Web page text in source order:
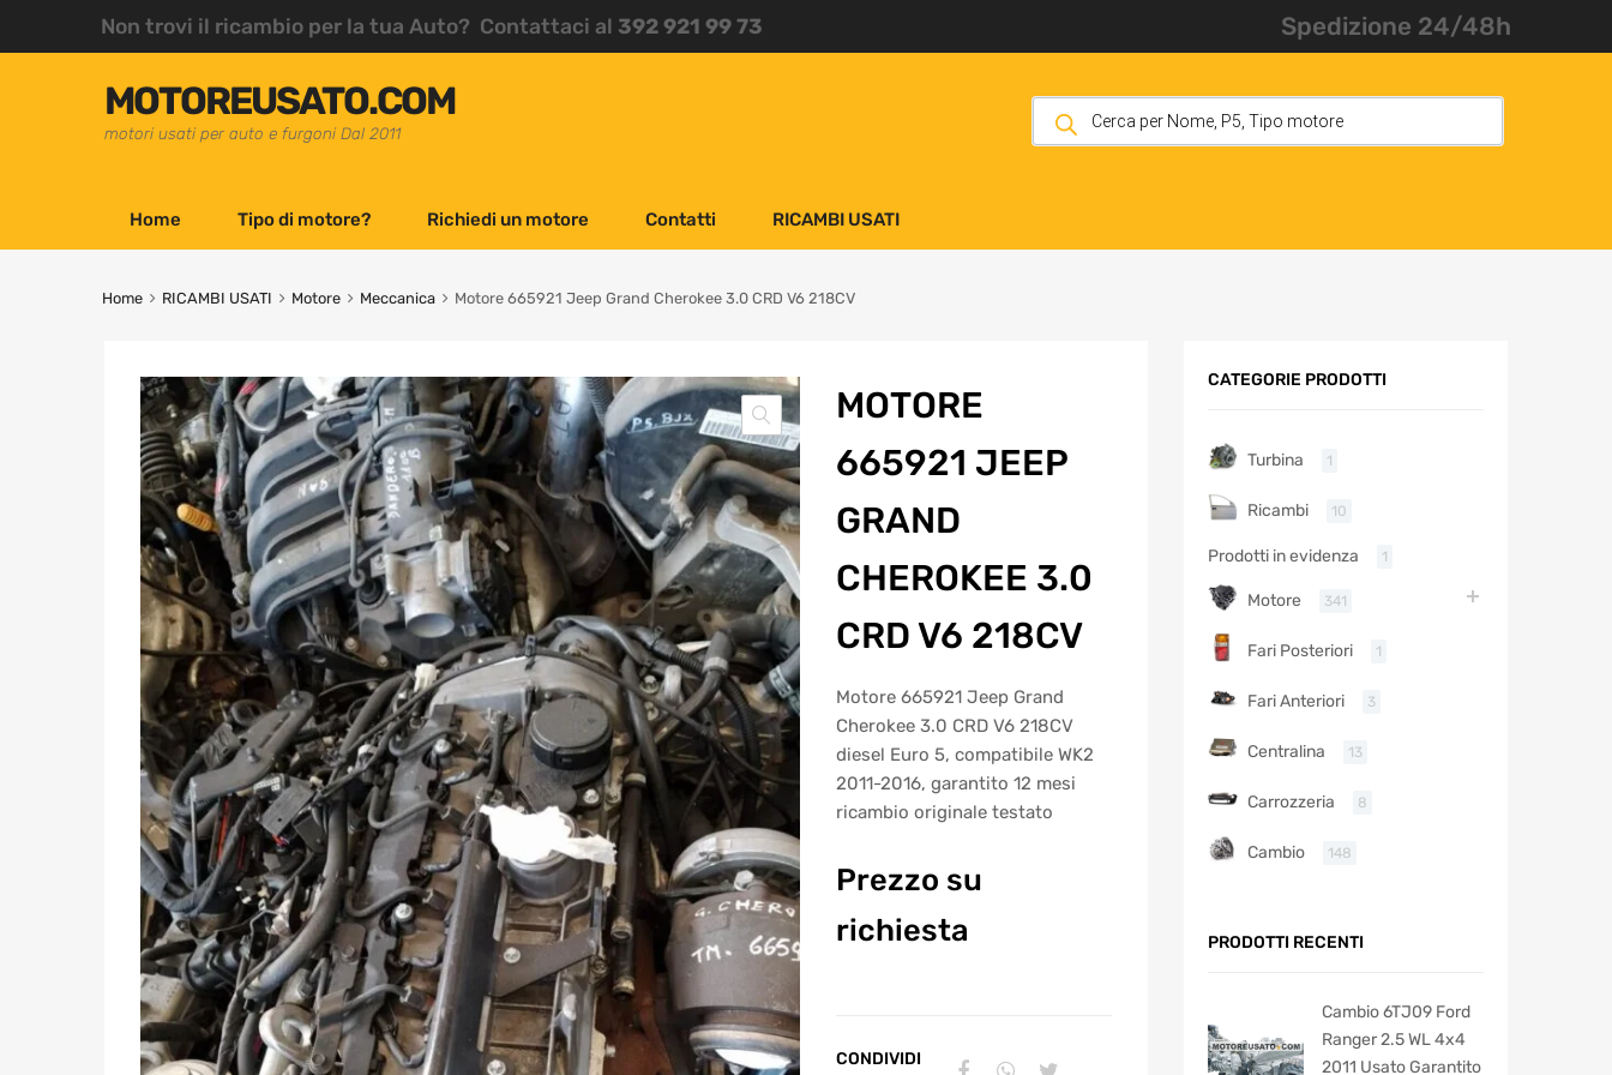
Non trovi il ricambio per la tua Auto? Contattaci al 392 921 99 73 Spedizione 24/48h
MOTOREUSATO.COM
motori usati per auto e furgoni Dal 2011
Home Tipo di motore? Richiedi un motore Contatti RICAMBI USATI
Home RICAMBI USATI Motore Meccanica Motore 665921 Jeep Grand Cherokee 3.0 CRD V6 218CV
MOTORE
665921 JEEP
GRAND
CHEROKEE 3.0
CRD V6 218CV
Motore 665921 Jeep Grand
Cherokee 3.0 CRD V6 218CV
diesel Euro 5, compatibile WK2
2011-2016, garantito 12 mesi
ricambio originale testato
Prezzo su
richiesta
CONDIVIDI
CATEGORIE PRODOTTI
Turbina 1
Ricambi 10
Prodotti in evidenza 1
Motore 341
Fari Posteriori 1
Fari Anteriori 3
Centralina 13
Carrozzeria 8
Cambio 148
PRODOTTI RECENTI
Cambio 6TJ09 Ford
Ranger 2.5 WL 4x4
2011 Usato Garantito